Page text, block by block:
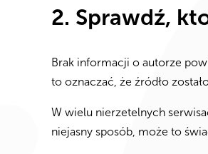
2. Sprawdź,
Brak informacji o autorze
to oznaczać, że źródło
W wielu nierzetelnych
niejasny sposób, może to